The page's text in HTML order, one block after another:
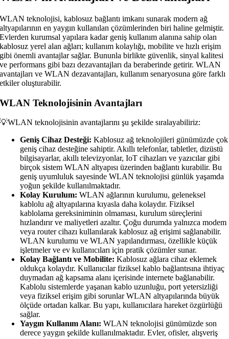
WLAN teknolojisi, kablosuz bağlantı imkanı sunarak modern ağ
altyapılarının en yaygın kullanılan çözümlerinden biri haline gelmiştir.
Evlerden kurumsal yapılara kadar geniş kullanım alanına sahip olan
kablosuz yerel alan ağları; kullanım kolaylığı, mobilite ve hızlı erişim
gibi önemli avantajlar sağlar. Bununla birlikte güvenlik, sinyal kalitesi
ve performans gibi bazı dezavantajları da beraberinde getirir. WLAN
avantajları ve WLAN dezavantajları, kullanım senaryosuna göre farklı
etkiler oluşturabilir.
WLAN Teknolojisinin Avantajları
💡WLAN teknolojisinin avantajlarını şu şekilde sıralayabiliriz:
Geniş Cihaz Desteği: Kablosuz ağ teknolojileri günümüzde çok
geniş cihaz desteğine sahiptir. Akıllı telefonlar, tabletler, dizüstü
bilgisayarlar, akıllı televizyonlar, IoT cihazları ve yazıcılar gibi
birçok sistem WLAN altyapısı üzerinden bağlantı kurabilir. Bu
geniş uyumluluk sayesinde WLAN teknolojisi günlük yaşamda
yoğun şekilde kullanılmaktadır.
Kolay Kurulum: WLAN ağlarının kurulumu, geleneksel
kablolu ağ altyapılarına kıyasla daha kolaydır. Fiziksel
kablolama gereksiniminin olmaması, kurulum süreçlerini
hızlandırır ve maliyetleri azaltır. Çoğu durumda yalnızca modem
veya router cihazı kullanılarak kablosuz ağ erişimi sağlanabilir.
WLAN kurulumu ve WLAN yapılandırması, özellikle küçük
işletmeler ve ev kullanıcıları için pratik çözümler sunar.
Kolay Bağlantı ve Mobilite: Kablosuz ağlara cihaz eklemek
oldukça kolaydır. Kullanıcılar fiziksel kablo bağlantısına ihtiyaç
duymadan ağ kapsama alanı içerisinde internete bağlanabilir.
Kablolu sistemlerde yaşanan kablo uzunluğu, port yetersizliği
veya fiziksel erişim gibi sorunlar WLAN altyapılarında büyük
ölçüde ortadan kalkar. Bu yapı, kullanıcılara hareket özgürlüğü
sağlar.
Yaygın Kullanım Alanı: WLAN teknolojisi günümüzde son
derece yaygın şekilde kullanılmaktadır. Evler, ofisler, alışveriş